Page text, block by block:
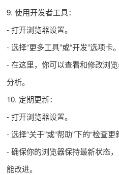
9. 使用开发者工具：
- 打开浏览器设置。
- 选择“更多工具”或“开发”选项卡。
- 在这里，你可以查看和修改浏
分析。
10. 定期更新：
- 打开浏览器设置。
- 选择“关于”或“帮助”下的“检查更
- 确保你的浏览器保持最新状态
能改进。